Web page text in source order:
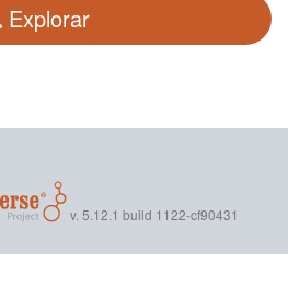
Explorar
v. 5.12.1 build 1122-cf90431